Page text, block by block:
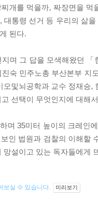
개를 먹을까, 짜장면을
대통령 선거 등 우리의 삶
된다.
며 그 답을 모색해왔던 「
숙 민주노총 부산본부 지
오및뇌공학과 교수 정재승
선택이 무엇인지에 대해
며 35미터 높이의 크레인
인 법원과 검찰의 이해할
망설이고 있는 독자들에게
보실 수 있습니다. 미리보기